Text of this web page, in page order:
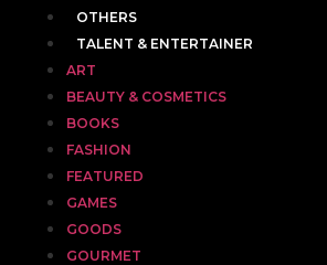
OTHERS
TALENT & ENTERTAINER
ART
BEAUTY & COSMETICS
BOOKS
FASHION
FEATURED
GAMES
GOODS
GOURMET